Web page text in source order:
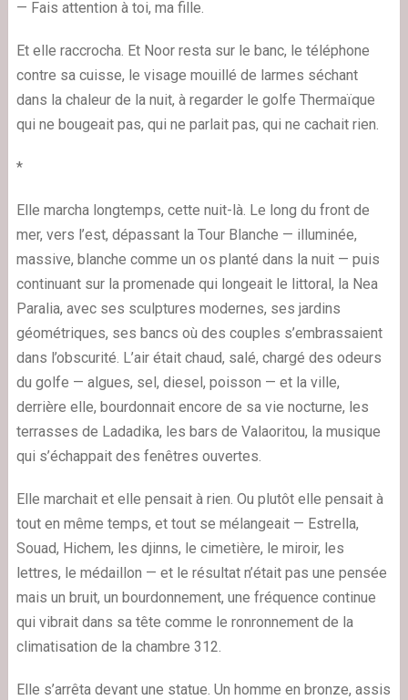
— Fais attention à toi, ma fille.
Et elle raccrocha. Et Noor resta sur le banc, le téléphone
contre sa cuisse, le visage mouillé de larmes séchant
dans la chaleur de la nuit, à regarder le golfe Thermaïque
qui ne bougeait pas, qui ne parlait pas, qui ne cachait rien.
*
Elle marcha longtemps, cette nuit-là. Le long du front de
mer, vers l’est, dépassant la Tour Blanche — illuminée,
massive, blanche comme un os planté dans la nuit — puis
continuant sur la promenade qui longeait le littoral, la Nea
Paralia, avec ses sculptures modernes, ses jardins
géométriques, ses bancs où des couples s’embrassaient
dans l’obscurité. L’air était chaud, salé, chargé des odeurs
du golfe — algues, sel, diesel, poisson — et la ville,
derrière elle, bourdonnait encore de sa vie nocturne, les
terrasses de Ladadika, les bars de Valaoritou, la musique
qui s’échappait des fenêtres ouvertes.
Elle marchait et elle pensait à rien. Ou plutôt elle pensait à
tout en même temps, et tout se mélangeait — Estrella,
Souad, Hichem, les djinns, le cimetière, le miroir, les
lettres, le médaillon — et le résultat n’était pas une pensée
mais un bruit, un bourdonnement, une fréquence continue
qui vibrait dans sa tête comme le ronronnement de la
climatisation de la chambre 312.
Elle s’arrêta devant une statue. Un homme en bronze, assis